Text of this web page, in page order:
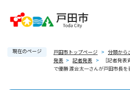
現在のページ 戸田市トップページ > 分類から
発表 > 記者発表 >
［記者発
で優勝 渡会太一さんが戸田市長を